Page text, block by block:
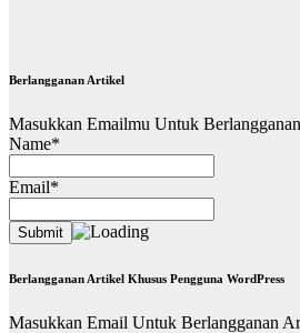
Berlangganan Artikel
Masukkan Emailmu Untuk
Name*
Email*
Berlangganan Artikel Khusus Pengguna WordPress
Masukkan Email Untuk Berlangganan